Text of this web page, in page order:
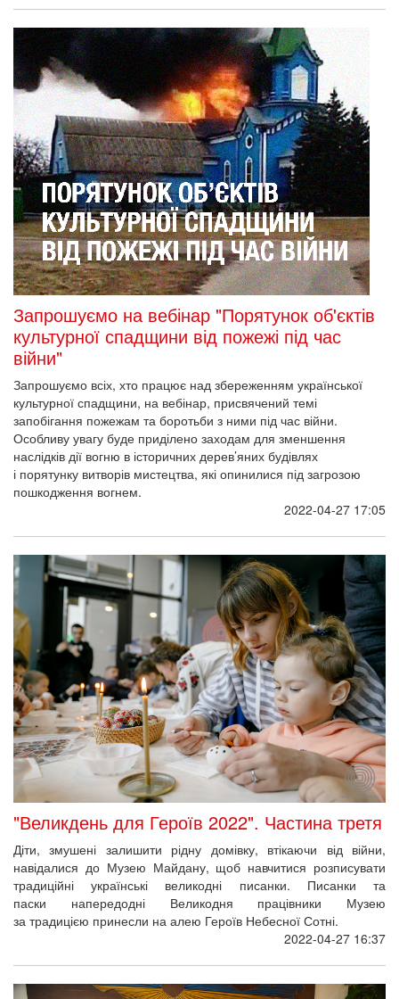
Запрошуємо на вебінар "Порятунок об'єктів
культурної спадщини від пожежі під час
війни"
Запрошуємо всіх, хто працює над збереженням української
культурної спадщини, на вебінар, присвячений темі
запобігання пожежам та боротьби з ними під час війни.
Особливу увагу буде приділено заходам для зменшення
наслідків дії вогню в історичних дерев’яних будівлях
і порятунку витворів мистецтва, які опинилися під загрозою
пошкодження вогнем.
2022-04-27 17:05
"Великдень для Героїв 2022". Частина третя
Діти, змушені залишити рідну домівку, втікаючи від війни,
навідалися до Музею Майдану, щоб навчитися розписувати
традиційні українські великодні писанки. Писанки та
паски напередодні Великодня працівники Музею
за традицією принесли на алею Героїв Небесної Сотні.
2022-04-27 16:37